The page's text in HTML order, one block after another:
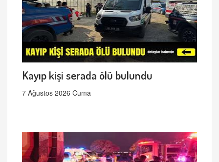
Kayıp kişi serada ölü bulundu
7 Ağustos 2026 Cuma